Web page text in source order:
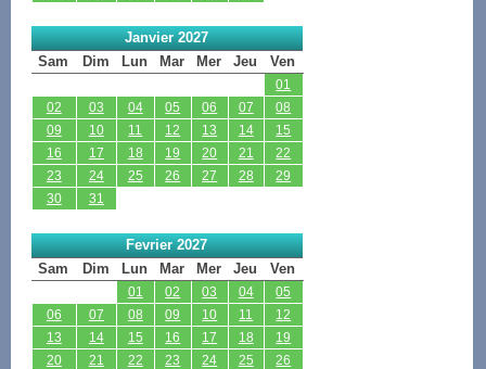
Janvier 2027
Sam
Dim Lun Mar Mer Jeu Ven
01
02
03 04 05 06 07
08
09
10 11 12 13 14
15
16
17 18 19 20 21
22
23
24 25 26 27 28
29
30
31
Fevrier 2027
Sam
Dim Lun Mar Mer Jeu Ven
01 02 03 04
05
06
07 08 09 10 11
12
13
14 15 16 17 18
19
20
21 22 23 24 25
26